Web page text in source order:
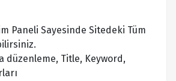
Paneli Sayesinde Sitedeki Tüm
düzenleme, Title, Keyword,